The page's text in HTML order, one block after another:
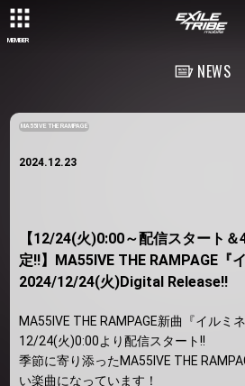
MEMBER
NEWS
MA55IVE THE RAMPAGE
2024.12.23
【12/24(火)0:00～配信スタート
定!!】MA55IVE THE RAMPAGE『
2024/12/24(火)Digital Release!!
MA55IVE THE RAMPAGE新曲『イルミ
12/24(火)0:00より配信スタート!!
季節に寄り添ったMA55IVE THE
い楽曲になっています！